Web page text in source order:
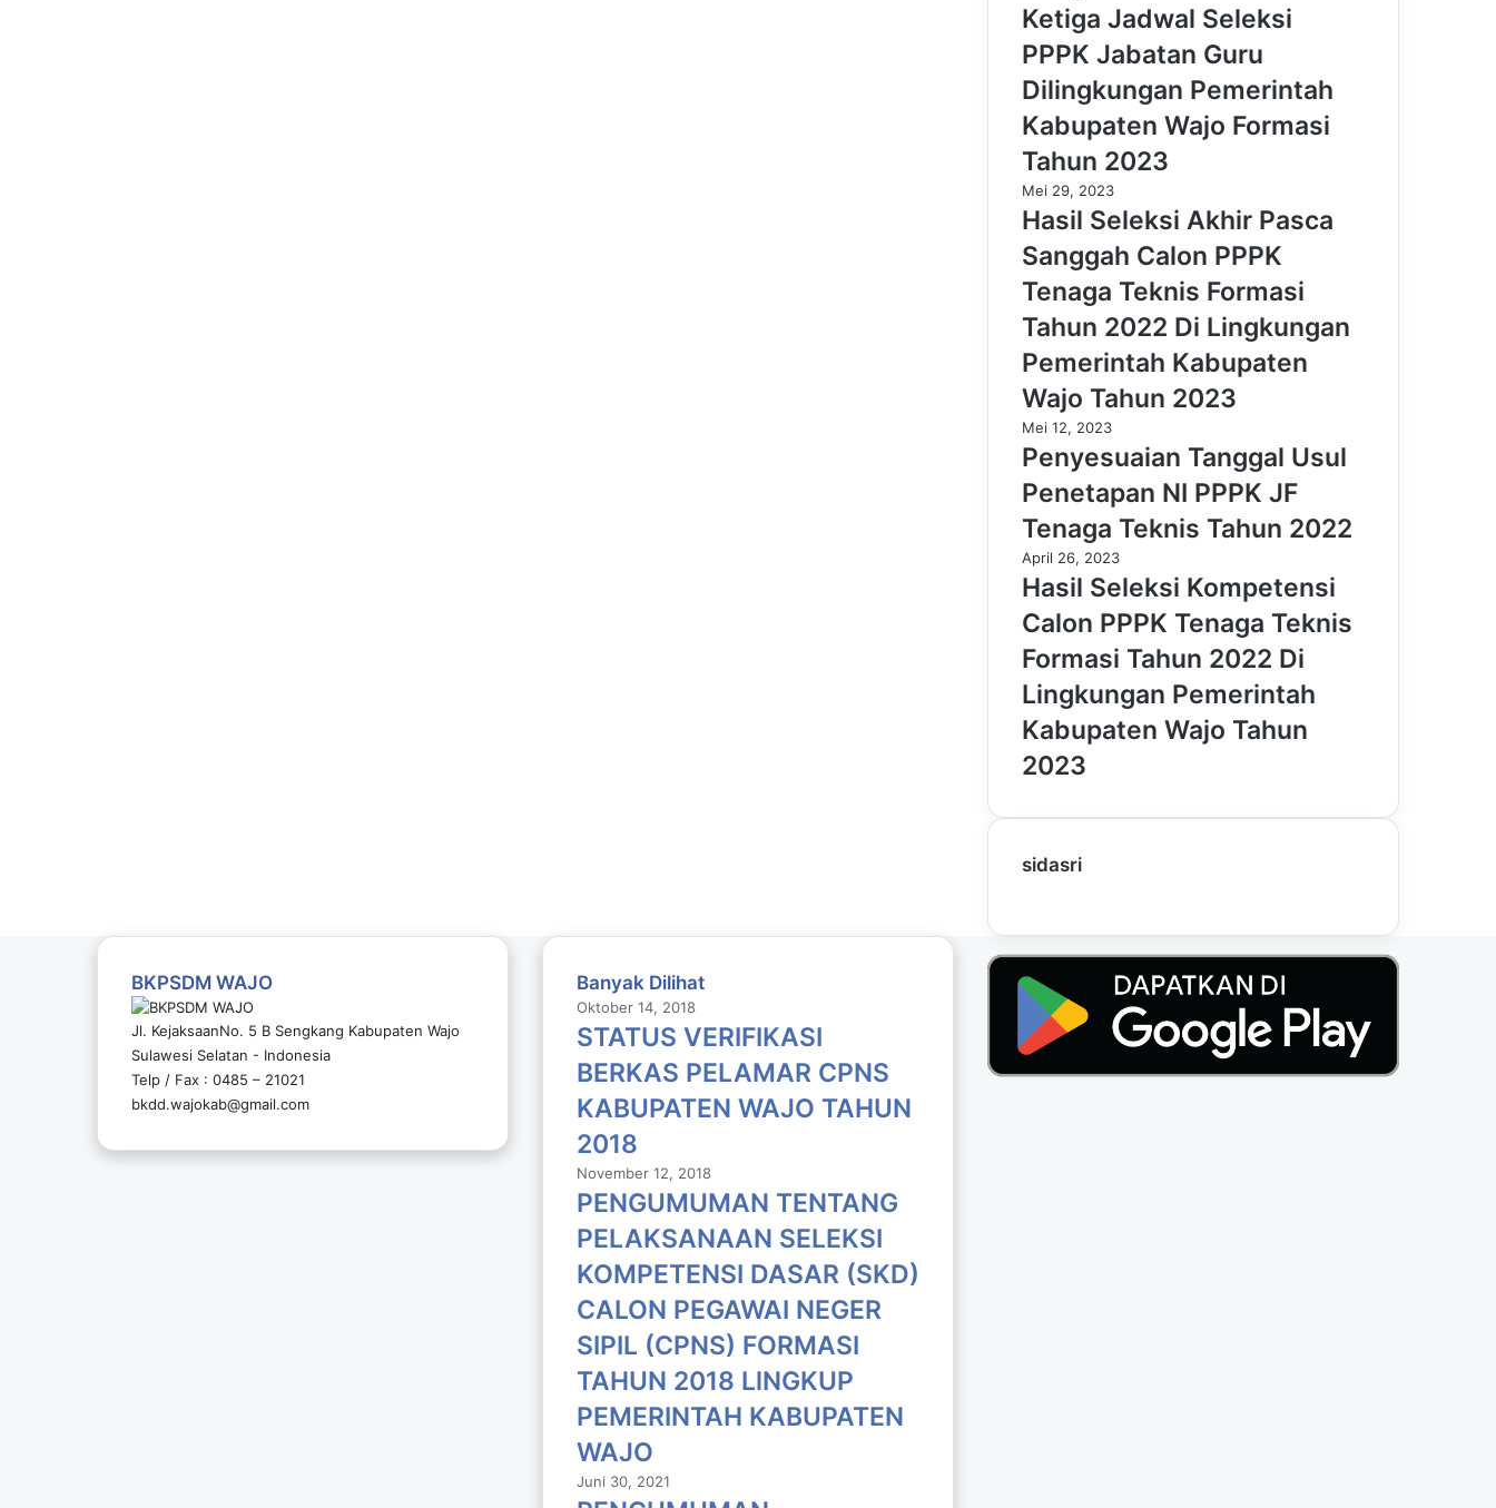
Ketiga Jadwal Seleksi
PPPK Jabatan Guru
Dilingkungan Pemerintah
Kabupaten Wajo Formasi
Tahun 2023
Mei 29, 2023
Hasil Seleksi Akhir Pasca
Sanggah Calon PPPK
Tenaga Teknis Formasi
Tahun 2022 Di Lingkungan
Pemerintah Kabupaten
Wajo Tahun 2023
Mei 12, 2023
Penyesuaian Tanggal Usul
Penetapan NI PPPK JF
Tenaga Teknis Tahun 2022
April 26, 2023
Hasil Seleksi Kompetensi
Calon PPPK Tenaga Teknis
Formasi Tahun 2022 Di
Lingkungan Pemerintah
Kabupaten Wajo Tahun
2023
sidasri
BKPSDM WAJO
Jl. KejaksaanNo. 5 B Sengkang Kabupaten Wajo
Sulawesi Selatan - Indonesia
Telp / Fax : 0485 – 21021
bkdd.wajokab@gmail.com
Banyak Dilihat
Oktober 14, 2018
STATUS VERIFIKASI
BERKAS PELAMAR CPNS
KABUPATEN WAJO TAHUN
2018
November 12, 2018
PENGUMUMAN TENTANG
PELAKSANAAN SELEKSI
KOMPETENSI DASAR (SKD)
CALON PEGAWAI NEGER
SIPIL (CPNS) FORMASI
TAHUN 2018 LlNGKUP
PEMERINTAH KABUPATEN
WAJO
Juni 30, 2021